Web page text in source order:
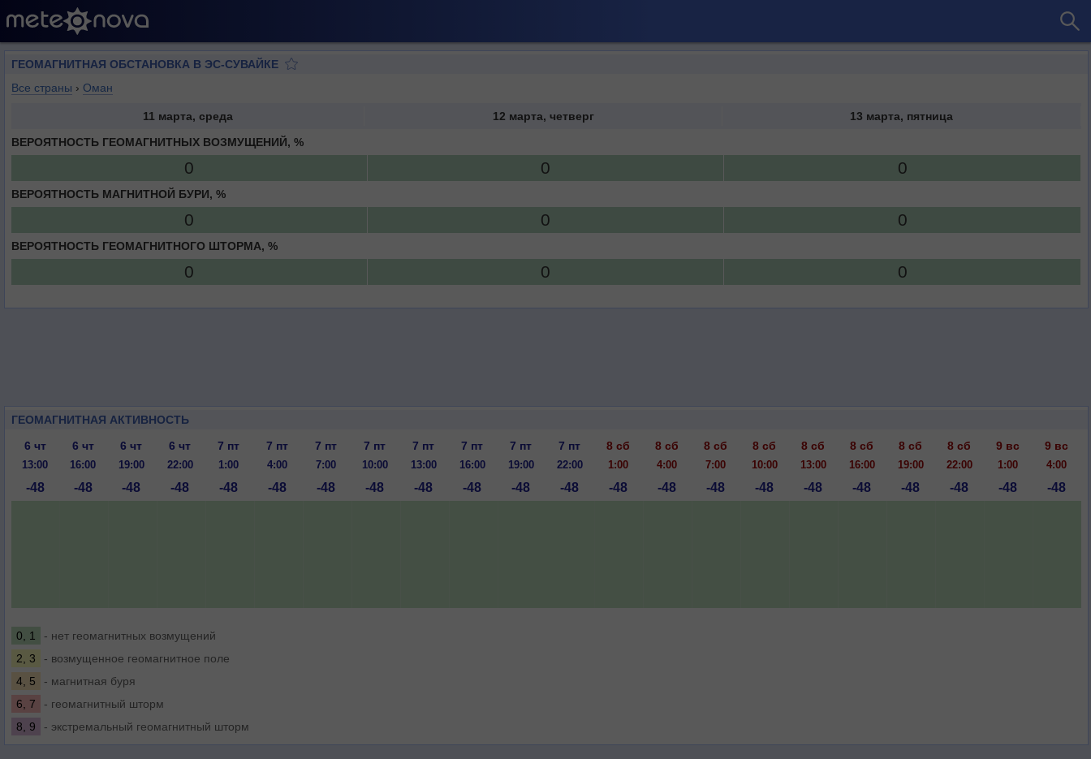
ГЕОМАГНИТНАЯ ОБСТАНОВКА В ЭС-СУВАЙКЕ
Все страны › Оман
11 марта, среда 12 марта, четверг
13 марта, пятница
ВЕРОЯТНОСТЬ ГЕОМАГНИТНЫХ ВОЗМУЩЕНИЙ, %
0 0 0
ВЕРОЯТНОСТЬ МАГНИТНОЙ БУРИ, %
0 0 0
ВЕРОЯТНОСТЬ ГЕОМАГНИТНОГО ШТОРМА, %
0 0 0
ГЕОМАГНИТНАЯ АКТИВНОСТЬ
6 чт
6 чт 6 чт 6 чт 7 пт 7 пт 7 пт 7 пт 7 пт 7 пт 7 пт 7 пт 8 сб 8 сб 8 сб 8 сб 8 сб 8 сб 8 сб 8 сб 9 вс 9 вс
13:00 16:00 19:00 22:00 1:00 4:00 7:00 10:00 13:00 16:00 19:00 22:00 1:00 4:00 7:00 10:00 13:00 16:00 19:00 22:00 1:00 4:00
-48 -48 -48 -48 -48 -48 -48 -48 -48 -48 -48 -48 -48 -48 -48 -48 -48 -48 -48 -48 -48 -48
0, 1
- нет геомагнитных возмущений
2, 3
- возмущенное геомагнитное поле
4, 5
- магнитная буря
6, 7
- геомагнитный шторм
8, 9
- экстремальный геомагнитный шторм